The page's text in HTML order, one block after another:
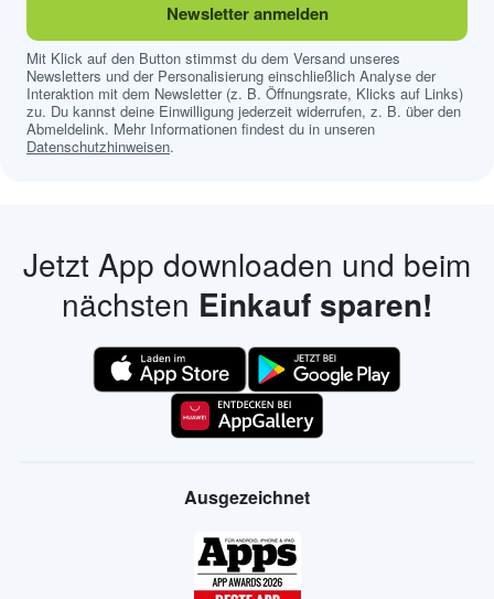
Newsletter anmelden
Mit Klick auf den Button stimmst du dem Versand unseres
Newsletters und der Personalisierung einschließlich Analyse der
Interaktion mit dem Newsletter (z. B. Öffnungsrate, Klicks auf Links)
zu. Du kannst deine Einwilligung jederzeit widerrufen, z. B. über den
Abmeldelink. Mehr Informationen findest du in unseren
Datenschutzhinweisen.
Jetzt App downloaden und beim
nächsten Einkauf sparen!
Ausgezeichnet